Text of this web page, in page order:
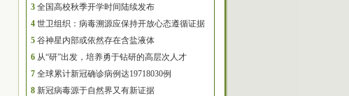
3 全国高校秋季开学时间陆续发布
4 世卫组织：病毒溯源应保持开放心态遵循证据
5 谷神星内部或依然存在含盐液体
6 从“研”出发，培养勇于钻研的高层次人才
7 全球累计新冠确诊病例达19718030例
8 新冠病毒源于自然界又有新证据